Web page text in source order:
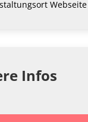
Webseite
Infos